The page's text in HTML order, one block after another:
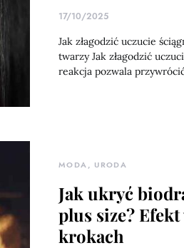
17/10/2025
Jak złagodzić uczucie
twarzy Jak złagodzić
reakcja pozwala
MODA, URODA
Jak ukryć
plus size?
krokach